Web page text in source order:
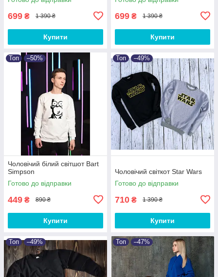
699 ₴ 1 390 ₴
Купити
699 ₴ 1 390 ₴
Купити
Топ –50%
Чоловічий білий світшот Bart
Simpson
Готово до відправки
449 ₴ 890 ₴
Купити
Топ –49%
Чоловічий світкот Star Wars
Готово до відправки
710 ₴ 1 390 ₴
Купити
Топ –49% Топ –47%